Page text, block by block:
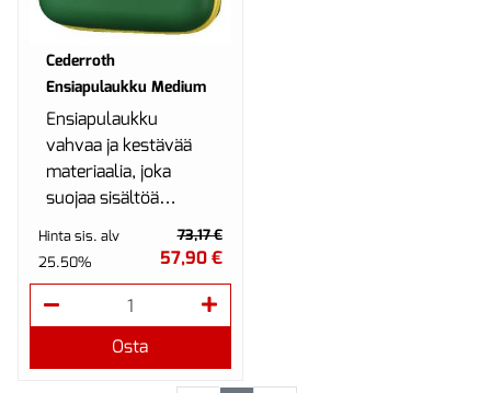
Cederroth
Ensiapulaukku Medium
Ensiapulaukku
vahvaa ja kestävää
materiaalia, joka
suojaa sisältöä
pölyltä ja
kosteudelta.
Hinta sis. alv
25.50%
73,17 €
57,90 €
Osta